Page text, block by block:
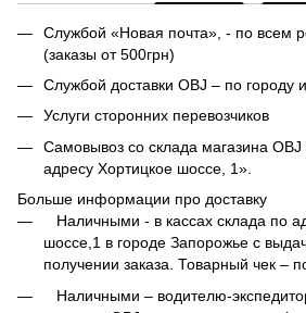
Службой «Новая почта», - по всем
(заказы от 500грн)
Службой доставки OBJ – по городу
Услуги сторонних перевозчиков
Самовывоз со склада магазина
адресу Хортицкое шоссе, 1».
Больше информации про доставку
Наличными - в кассах склада по
шоссе,1 в городе Запорожье с
получении заказа. Товарный чек –
Наличными – водителю-